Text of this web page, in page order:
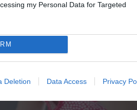
my Personal Data for Targeted
Deletion Data Access Privacy